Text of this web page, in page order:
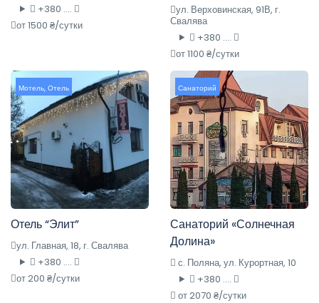
+380 ....
от 1500 ₴/сутки
ул. Верховинская, 91В, г.
Свалява
+380 ....
от 1100 ₴/сутки
Мотель, Отель
Отель “Элит”
ул. Главная, 18, г. Свалява
+380 ....
от 200 ₴/сутки
Санаторий
Санаторий «Солнечная
Долина»
с. Поляна, ул. Курортная, 10
+380 ....
от 2070 ₴/сутки